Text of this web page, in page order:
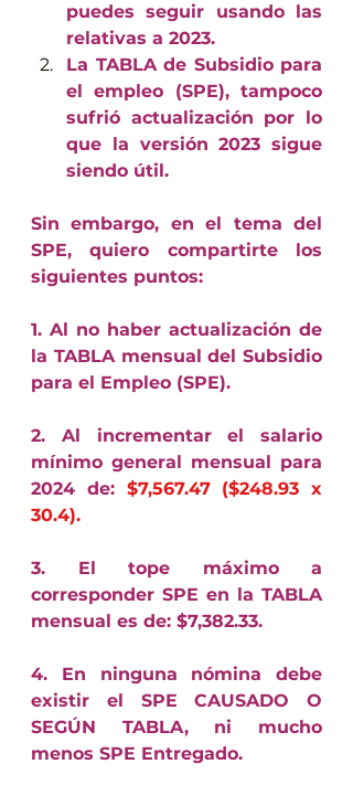
puedes seguir usando las
relativas a 2023.
La TABLA de Subsidio para
el empleo (SPE), tampoco
sufrió actualización por lo
que la versión 2023 sigue
siendo útil.
Sin embargo, en el tema del
SPE, quiero compartirte los
siguientes puntos:
1. Al no haber actualización de
la TABLA mensual del Subsidio
para el Empleo (SPE).
2. Al incrementar el salario
mínimo general mensual para
2024 de: $7,567.47 ($248.93 x
30.4).
3. El tope máximo a
corresponder SPE en la TABLA
mensual es de: $7,382.33.
4. En ninguna nómina debe
existir el SPE CAUSADO O
SEGÚN TABLA, ni mucho
menos SPE Entregado.